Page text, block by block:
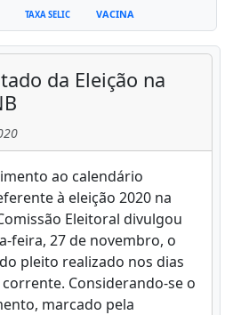
TAXA SELIC VACINA
da Eleição na
ao calendário
à eleição 2020 na
Eleitoral divulgou
feira, 27 de novembro, o
pleito realizado nos dias
corrente. Considerando-se o
marcado pela